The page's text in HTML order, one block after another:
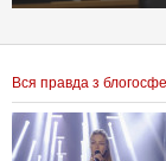
Вся правда з